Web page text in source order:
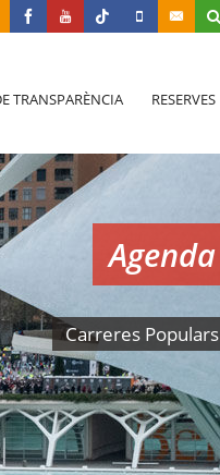
TRANSPARÈNCIA RESERVES
Agenda
Carreres Populars